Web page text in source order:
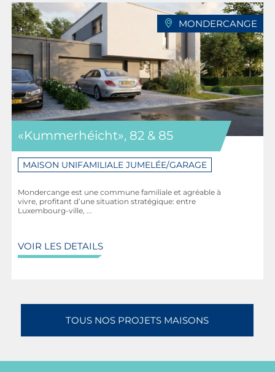
MONDERCANGE
«Kummerhéicht», 82 & 85
MAISON UNIFAMILIALE JUMELÉE/GARAGE
Mondercange est une commune familiale et agréable à
vivre, profitant d’une situation stratégique: entre
Luxembourg-ville, ...
VOIR LES DETAILS
TOUS NOS PROJETS MAISONS